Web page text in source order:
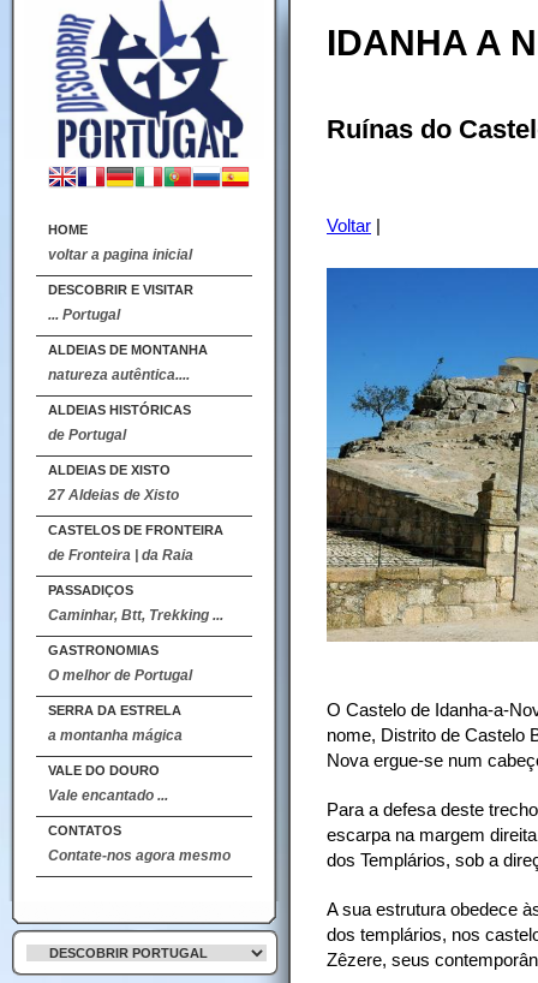
HOME
voltar a pagina inicial
DESCOBRIR E VISITAR
... Portugal
ALDEIAS DE MONTANHA
natureza autêntica....
ALDEIAS HISTÓRICAS
de Portugal
ALDEIAS DE XISTO
27 Aldeias de Xisto
CASTELOS DE FRONTEIRA
de Fronteira | da Raia
PASSADIÇOS
Caminhar, Btt, Trekking ...
GASTRONOMIAS
O melhor de Portugal
SERRA DA ESTRELA
a montanha mágica
VALE DO DOURO
Vale encantado ...
CONTATOS
Contate-nos agora mesmo
IDANHA A
Ruínas do
Voltar |
O Castelo de Idanha-a-
nome, Distrito de Castelo
Nova ergue-se num
Para a defesa deste
escarpa na margem
dos Templários, sob a
A sua estrutura obedece
dos templários, nos
Zêzere, seus